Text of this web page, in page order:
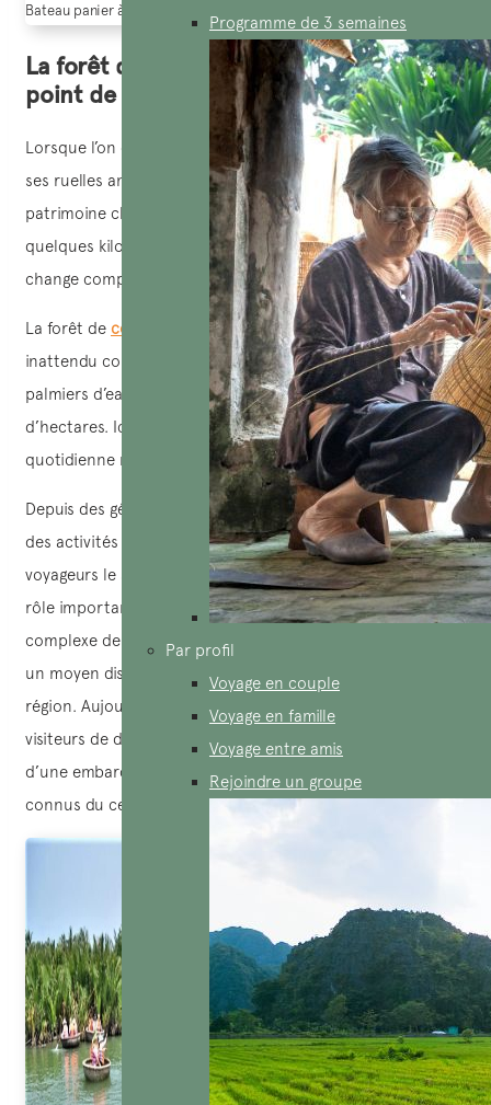
Programme de 3 semaines
Par profil
Voyage en couple
Voyage en famille
Voyage entre amis
Rejoindre un groupe
Bateau panier à Hoian
La forêt de cocotiers de Cam Thanh : un
point de visite méconnu de Hoi An
Lorsque l’on évoque Hoi An, on pense immédiatement à
ses ruelles anciennes, à ses lanternes colorées et à son
patrimoine classé à l’UNESCO. Pourtant, à seulement
quelques kilomètres du centre historique, le paysage
change complètement.
La forêt de cocotiers de Cam Thanhoffre un décor
inattendu composé de canaux, de mangroves et de
palmiers d’eau qui s’étendent sur plusieurs dizaines
d’hectares. Ici, le rythme est plus lent et la vie
quotidienne reste étroitement liée à la rivière.
Depuis des générations, les habitants vivent de la pêche et
des activités liées aux zones estuariennes. Peu de
voyageurs le savent, mais cette région a également joué un
rôle important pendant la guerre du Vietnam. Son réseau
complexe de canaux constituait alors un refuge naturel et
un moyen discret de circulation pour les habitants de la
région. Aujourd’hui, ces mêmes canaux permettent aux
visiteurs de découvrir un environnement unique à bord
d’une embarcation devenue l’un des symboles les plus
connus du centre du Vietnam : le bateau panier.